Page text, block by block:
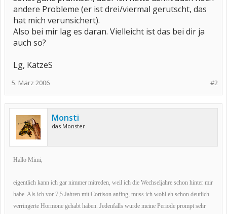
andere Probleme (er ist drei/viermal gerutscht, das
hat mich verunsichert).
Also bei mir lag es daran. Vielleicht ist das bei dir ja
auch so?
Lg, KatzeS
#2
5. März 2006
Monsti
das Monster
Hallo Mimi,
eigentlich kann ich gar nimmer mitreden, weil ich die Wechseljahre schon hinter mir
habe. Als ich vor 7,5 Jahren mit Cortison anfing, muss ich wohl eh schon deutlich
verringerte Hormone gehabt haben. Jedenfalls wurde meine Periode prompt sehr